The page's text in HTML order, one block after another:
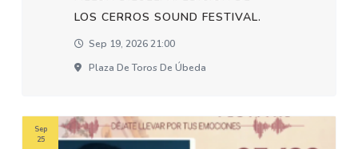
LOS CERROS SOUND FESTIVAL.
Sep 19, 2026 21:00
Plaza De Toros De Úbeda
Sep
25